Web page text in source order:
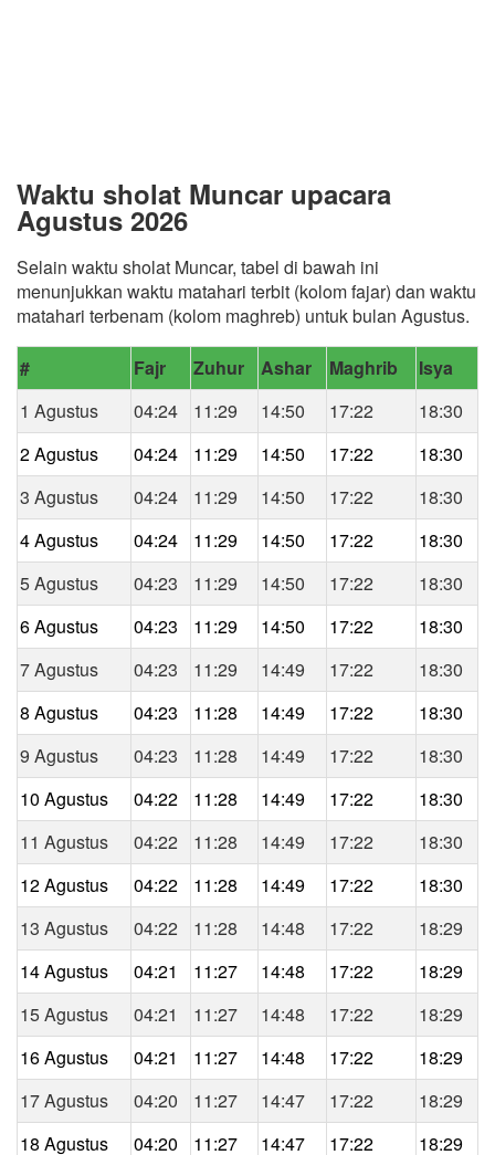
Waktu sholat Muncar upacara
Agustus 2026
Selain waktu sholat Muncar, tabel di bawah ini
menunjukkan waktu matahari terbit (kolom fajar) dan waktu
matahari terbenam (kolom maghreb) untuk bulan Agustus.
# Fajr Zuhur Ashar Maghrib
Isya
1 Agustus
04:24 11:29 14:50 17:22
18:30
2 Agustus
04:24 11:29 14:50 17:22
18:30
3 Agustus
04:24 11:29 14:50 17:22
18:30
4 Agustus
04:24 11:29 14:50 17:22
18:30
5 Agustus
04:23 11:29 14:50 17:22
18:30
6 Agustus
04:23 11:29 14:50 17:22
18:30
7 Agustus
04:23 11:29 14:49 17:22
18:30
8 Agustus
04:23 11:28 14:49 17:22
18:30
9 Agustus
04:23 11:28 14:49 17:22
18:30
10 Agustus
04:22 11:28 14:49 17:22
18:30
11 Agustus
04:22 11:28 14:49 17:22
18:30
12 Agustus
04:22 11:28 14:49 17:22
18:30
13 Agustus
04:22 11:28 14:48 17:22
18:29
14 Agustus
04:21 11:27 14:48 17:22
18:29
15 Agustus
04:21 11:27 14:48 17:22
18:29
16 Agustus
04:21 11:27 14:48 17:22
18:29
17 Agustus
04:20 11:27 14:47 17:22
18:29
18 Agustus
04:20 11:27 14:47 17:22 18:29